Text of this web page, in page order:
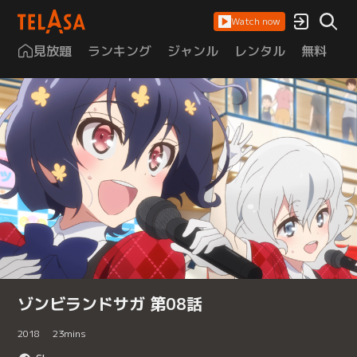
Watch now
見放題 ランキング ジャンル レンタル 無料
ゾンビランドサガ 第08話
2018 23mins